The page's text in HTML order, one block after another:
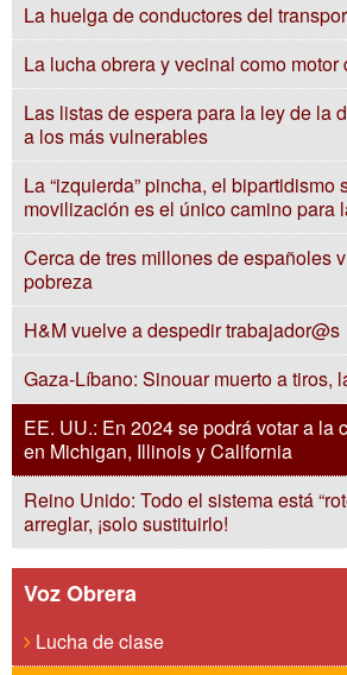
La huelga de conductores del
La lucha obrera y vecinal como motor
Las listas de espera para la ley de la
a los más vulnerables
La “izquierda” pincha, el bipartidismo
movilización es el único camino para
Cerca de tres millones de españoles
pobreza
H&M vuelve a despedir trabajador@s
Gaza-Líbano: Sinouar muerto a tiros,
EE. UU.: En 2024 se podrá votar a la
en Michigan, Illinois y California
Reino Unido: Todo el sistema está
arreglar, ¡solo sustituirlo!
Voz Obrera
Lucha de clase